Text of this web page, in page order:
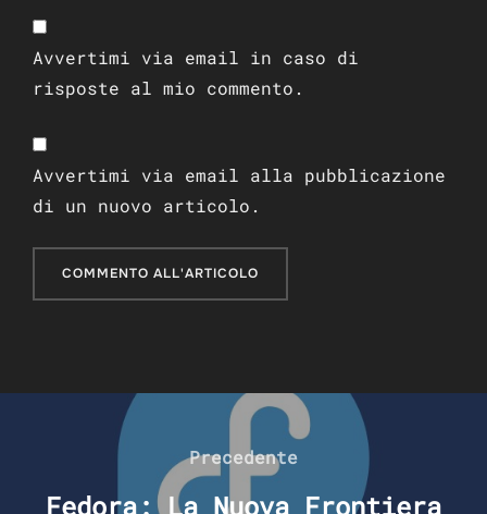
Avvertimi via email in caso di
risposte al mio commento.
Avvertimi via email alla pubblicazione
di un nuovo articolo.
Navigazione
articoli
Precedente
Precedente
Fedora: La Nuova Frontiera